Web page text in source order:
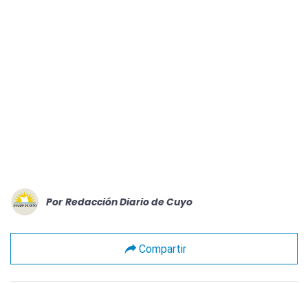
Por Redacción Diario de Cuyo
Compartir